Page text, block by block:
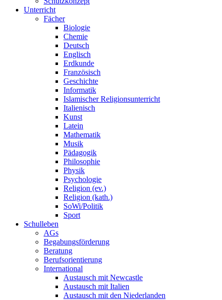
Unterricht
Fächer
Biologie
Chemie
Deutsch
Englisch
Erdkunde
Französisch
Geschichte
Informatik
Islamischer Religionsunterricht
Italienisch
Kunst
Latein
Mathematik
Musik
Pädagogik
Philosophie
Physik
Psychologie
Religion (ev.)
Religion (kath.)
SoWi/Politik
Sport
Schulleben
AGs
Begabungsförderung
Beratung
Berufsorientierung
International
Austausch mit Newcastle
Austausch mit Italien
Austausch mit den Niederlanden